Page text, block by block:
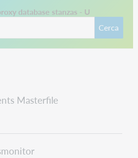
database stanzas - U
Cerca
apre in una nuova scheda.
Masterfile